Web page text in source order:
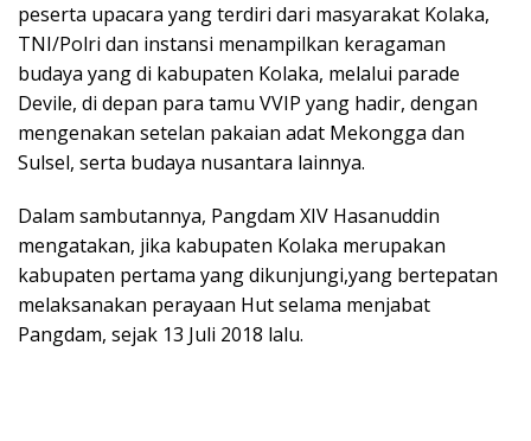
peserta upacara yang terdiri dari masyarakat Kolaka,
TNI/Polri dan instansi menampilkan keragaman
budaya yang di kabupaten Kolaka, melalui parade
Devile, di depan para tamu VVIP yang hadir, dengan
mengenakan setelan pakaian adat Mekongga dan
Sulsel, serta budaya nusantara lainnya.
Dalam sambutannya, Pangdam XIV Hasanuddin
mengatakan, jika kabupaten Kolaka merupakan
kabupaten pertama yang dikunjungi,yang bertepatan
melaksanakan perayaan Hut selama menjabat
Pangdam, sejak 13 Juli 2018 lalu.